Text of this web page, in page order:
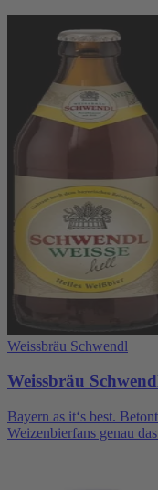
Weissbräu Schwendl
Weissbräu
Bayern as it‘s best.
Weizenbierfans genau